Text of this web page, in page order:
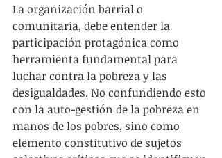
La organización barrial o
comunitaria, debe entender la
participación protagónica como
herramienta fundamental para
luchar contra la pobreza y las
desigualdades. No confundiendo esto
con la auto-gestión de la pobreza en
manos de los pobres, sino como
elemento constitutivo de sujetos